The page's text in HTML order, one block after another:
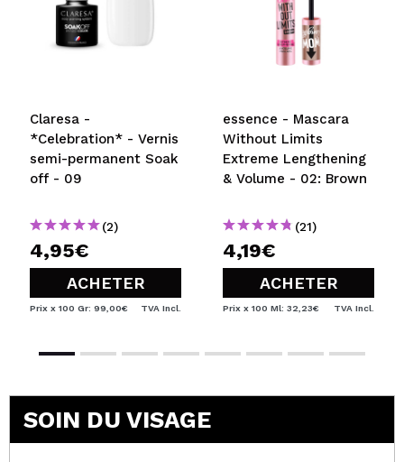
Recommandez-vous cet achat? Oui
Claresa -
*Celebration* - Vernis
semi-permanent Soak
off - 09
(2)
4,95€
ACHETER
Prix x 100 Gr: 99,00€ TVA Incl.
essence - Mascara
Without Limits
Extreme Lengthening
& Volume - 02: Brown
(21)
4,19€
ACHETER
Prix x 100 Ml: 32,23€ TVA Incl.
SOIN DU VISAGE